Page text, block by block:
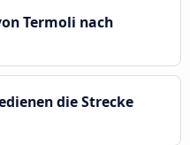
Termoli nach
die Strecke